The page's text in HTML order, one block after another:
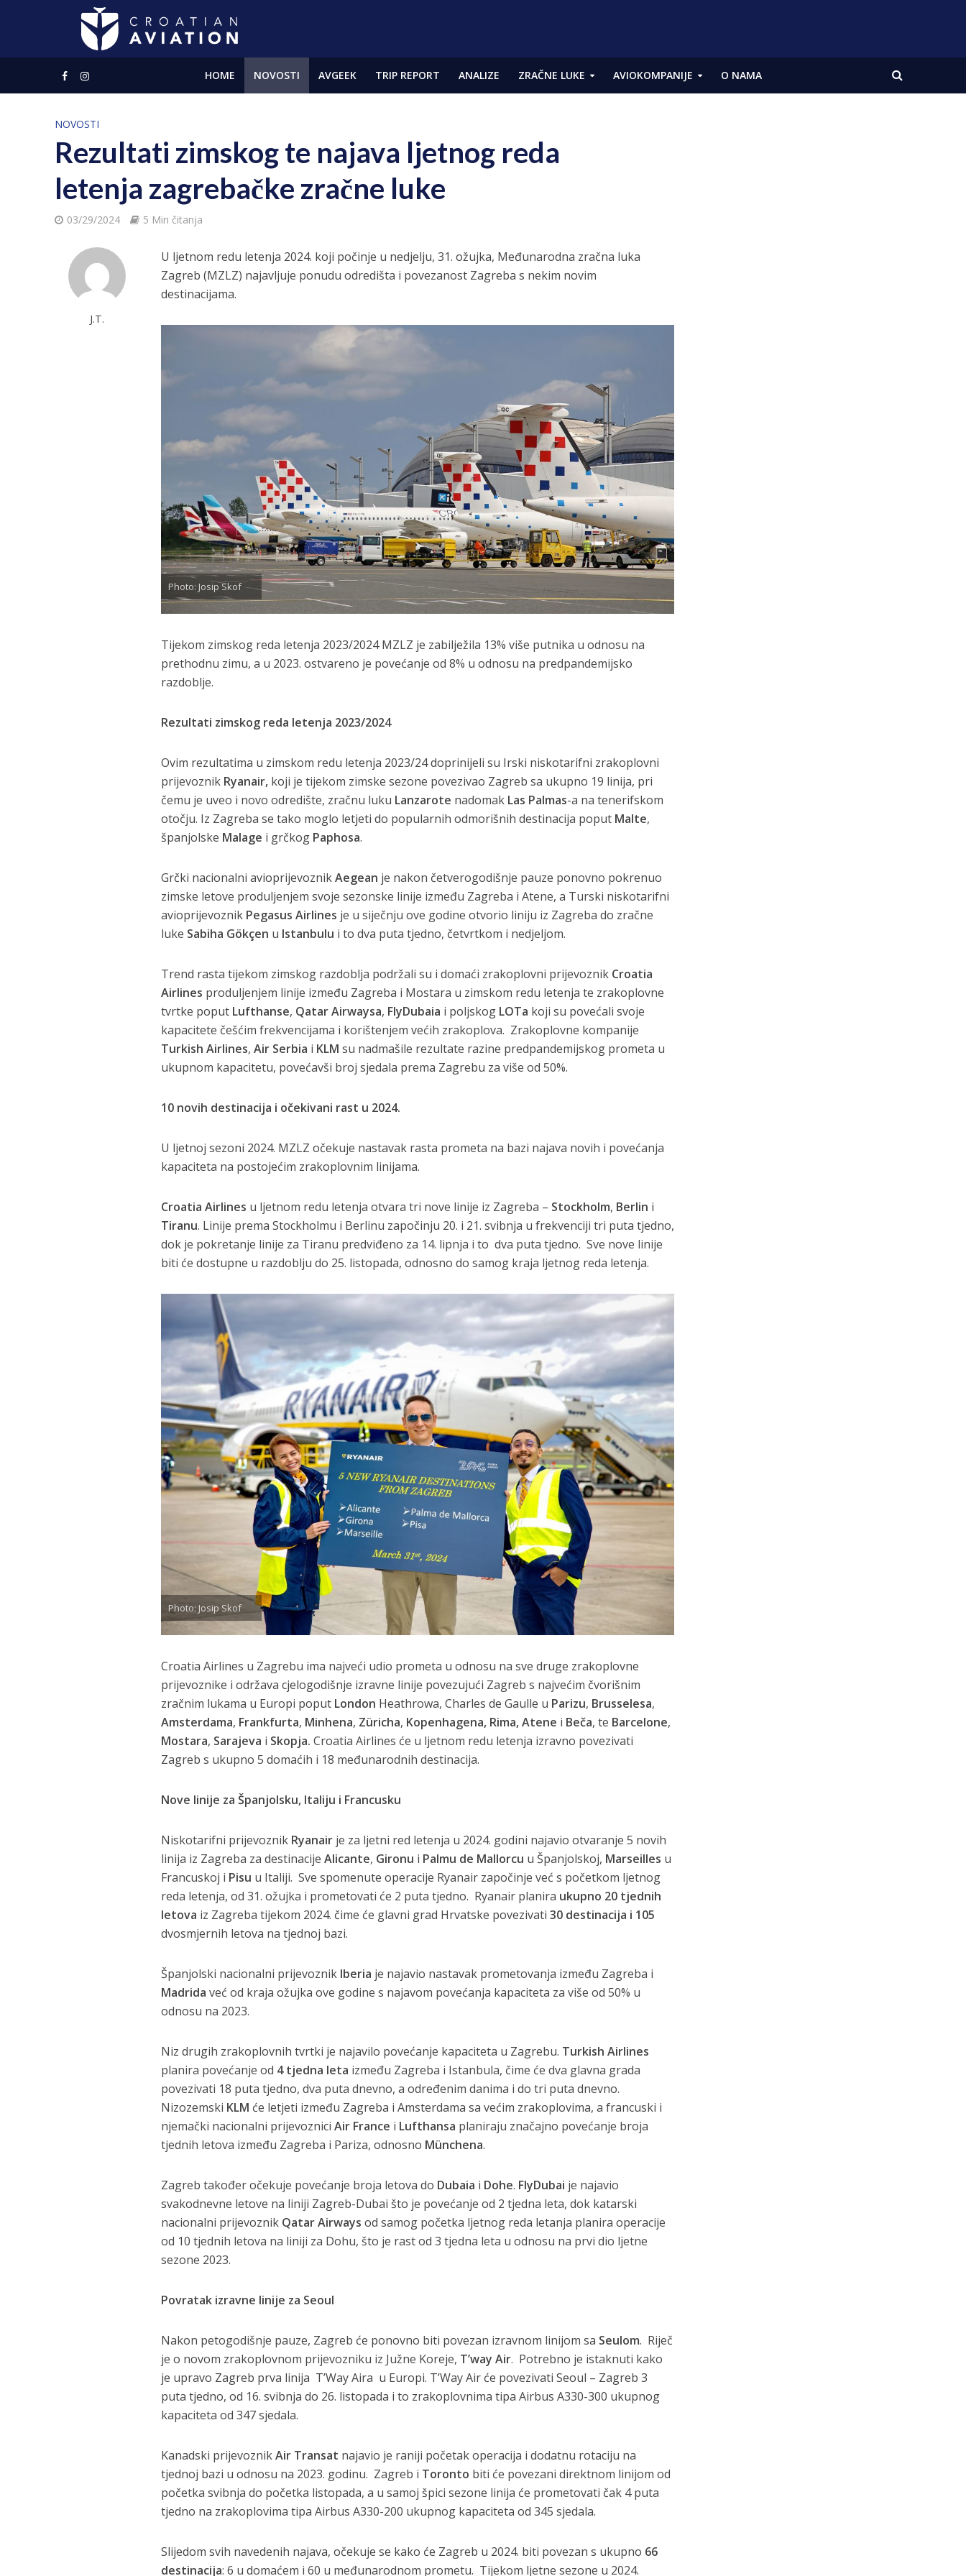
HOME NOVOSTI AVGEEK TRIP REPORT ANALIZE ZRAČNE LUKE AVIOKOMPANIJE O NAMA
NOVOSTI
Rezultati zimskog te najava ljetnog reda
letenja zagrebačke zračne luke
03/29/2024 5 Min čitanja
J.T.
U ljetnom redu letenja 2024. koji počinje u nedjelju, 31. ožujka, Međunarodna zračna luka
Zagreb (MZLZ) najavljuje ponudu odredišta i povezanost Zagreba s nekim novim
destinacijama.
Photo: Josip Skof
Tijekom zimskog reda letenja 2023/2024 MZLZ je zabilježila 13% više putnika u odnosu na
prethodnu zimu, a u 2023. ostvareno je povećanje od 8% u odnosu na predpandemijsko
razdoblje.
Rezultati zimskog reda letenja 2023/2024
Ovim rezultatima u zimskom redu letenja 2023/24 doprinijeli su Irski niskotarifni zrakoplovni
prijevoznik Ryanair, koji je tijekom zimske sezone povezivao Zagreb sa ukupno 19 linija, pri
čemu je uveo i novo odredište, zračnu luku Lanzarote nadomak Las Palmas-a na tenerifskom
otočju. Iz Zagreba se tako moglo letjeti do popularnih odmorišnih destinacija poput Malte,
španjolske Malage i grčkog Paphosa.
Grčki nacionalni avioprijevoznikAegean je nakon četverogodišnje pauze ponovno pokrenuo
zimske letove produljenjem svoje sezonske linije između Zagreba i Atene, a Turski niskotarifni
avioprijevoznik Pegasus Airlines je u siječnju ove godine otvorio liniju iz Zagreba do zračne
luke Sabiha Gökçen u Istanbulu i to dva puta tjedno, četvrtkom i nedjeljom.
Trend rasta tijekom zimskog razdoblja podržali su i domaći zrakoplovni prijevoznik Croatia
Airlines produljenjem linije između Zagreba i Mostara u zimskom redu letenja te zrakoplovne
tvrtke poput Lufthanse, Qatar Airwaysa, FlyDubaia i poljskog LOTa koji su povećali svoje
kapacitete češćim frekvencijama i korištenjem većih zrakoplova. Zrakoplovne kompanije
Turkish Airlines,Air Serbia i KLMsu nadmašile rezultate razine predpandemijskog prometa u
ukupnom kapacitetu, povećavši broj sjedala prema Zagrebu za više od 50%.
10 novih destinacija i očekivani rast u 2024.
U ljetnoj sezoni 2024. MZLZ očekuje nastavak rasta prometa na bazi najava novih i povećanja
kapaciteta na postojećim zrakoplovnim linijama.
Croatia Airlines u ljetnom redu letenja otvara tri nove linije iz Zagreba – Stockholm, Berlin i
Tiranu. Linije prema Stockholmu i Berlinu započinju 20. i 21. svibnja u frekvenciji tri puta tjedno,
dok je pokretanje linije za Tiranu predviđeno za 14. lipnja i to dva puta tjedno. Sve nove linije
biti će dostupne u razdoblju do 25. listopada, odnosno do samog kraja ljetnog reda letenja.
Photo: Josip Skof
Croatia Airlines u Zagrebu ima najveći udio prometa u odnosu na sve druge zrakoplovne
prijevoznike i održava cjelogodišnje izravne linije povezujući Zagreb s najvećim čvorišnim
zračnim lukama u Europi poput London Heathrowa, Charles de Gaulle u Parizu, Brusselesa,
Amsterdama, Frankfurta, Minhena, Züricha, Kopenhagena, Rima, Atene i Beča, te Barcelone,
Mostara, Sarajeva i Skopja. Croatia Airlines će u ljetnom redu letenja izravno povezivati
Zagreb s ukupno 5 domaćih i 18 međunarodnih destinacija.
Nove linije za Španjolsku, Italiju i Francusku
Niskotarifni prijevoznik Ryanair je za ljetni red letenja u 2024. godini najavio otvaranje 5 novih
linija iz Zagreba za destinacijeAlicante, Gironu i Palmu de Mallorcu u Španjolskoj, Marseilles u
Francuskoj i Pisu u Italiji. Sve spomenute operacije Ryanair započinje već s početkom ljetnog
reda letenja, od 31. ožujka i prometovati će 2 puta tjedno. Ryanair planira ukupno 20 tjednih
letova iz Zagreba tijekom 2024. čime će glavni grad Hrvatske povezivati30 destinacija i 105
dvosmjernih letova na tjednoj bazi.
Španjolski nacionalni prijevoznik Iberia je najavio nastavak prometovanja između Zagreba i
Madrida već od kraja ožujka ove godine s najavom povećanja kapaciteta za više od 50% u
odnosu na 2023.
Niz drugih zrakoplovnih tvrtki je najavilo povećanje kapaciteta u Zagrebu. Turkish Airlines
planira povećanje od 4 tjedna leta između Zagreba i Istanbula, čime će dva glavna grada
povezivati 18 puta tjedno, dva puta dnevno, a određenim danima i do tri puta dnevno.
Nizozemski KLM će letjeti između Zagreba i Amsterdama sa većim zrakoplovima, a francuski i
njemački nacionalni prijevozniciAir France i Lufthansa planiraju značajno povećanje broja
tjednih letova između Zagreba i Pariza, odnosno Münchena.
Zagreb također očekuje povećanje broja letova do Dubaia i Dohe. FlyDubai je najavio
svakodnevne letove na liniji Zagreb-Dubai što je povećanje od 2 tjedna leta, dok katarski
nacionalni prijevoznik Qatar Airways od samog početka ljetnog reda letanja planira operacije
od 10 tjednih letova na liniji za Dohu, što je rast od 3 tjedna leta u odnosu na prvi dio ljetne
sezone 2023.
Povratak izravne linije za Seoul
Nakon petogodišnje pauze, Zagreb će ponovno biti povezan izravnom linijom sa Seulom. Riječ
je o novom zrakoplovnom prijevozniku iz Južne Koreje, T’way Air. Potrebno je istaknuti kako
je upravo Zagreb prva linija T’Way Aira u Europi. T’Way Air će povezivati Seoul – Zagreb 3
puta tjedno, od 16. svibnja do 26. listopada i to zrakoplovnima tipa Airbus A330-300 ukupnog
kapaciteta od 347 sjedala.
Kanadski prijevoznikAir Transat najavio je raniji početak operacija i dodatnu rotaciju na
tjednoj bazi u odnosu na 2023. godinu. Zagreb i Toronto biti će povezani direktnom linijom od
početka svibnja do početka listopada, a u samoj špici sezone linija će prometovati čak 4 puta
tjedno na zrakoplovima tipa Airbus A330-200 ukupnog kapaciteta od 345 sjedala.
Slijedom svih navedenih najava, očekuje se kako će Zagreb u 2024. biti povezan s ukupno 66
destinacija: 6 u domaćem i 60 u međunarodnom prometu. Tijekom ljetne sezone u 2024.